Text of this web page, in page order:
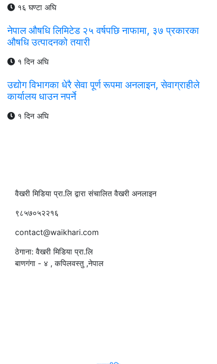
१६ घण्टा अघि
नेपाल औषधि लिमिटेड २५ वर्षपछि नाफामा, ३७ प्रकारका
औषधि उत्पादनको तयारी
१ दिन अघि
उद्योग विभागका धेरै सेवा पूर्ण रूपमा अनलाइन, सेवाग्राहीले
कार्यालय धाउन नपर्ने
१ दिन अघि
वैखरी मिडिया प्रा.लि द्वारा संचालित वैखरी अनलाइन
९८५७०५२२१६
contact@waikhari.com
ठेगाना: वैखरी मिडिया प्रा.लि
बाणगंगा - ४ , कपिलवस्तु ,नेपाल